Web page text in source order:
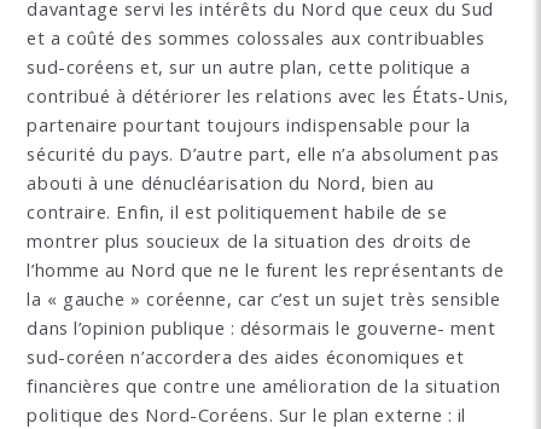
davantage servi les intérêts du Nord que ceux du Sud
et a coûté des sommes colossales aux contribuables
sud-coréens et, sur un autre plan, cette politique a
contribué à détériorer les relations avec les États-Unis,
partenaire pourtant toujours indispensable pour la
sécurité du pays. D’autre part, elle n’a absolument pas
abouti à une dénucléarisation du Nord, bien au
contraire. Enfin, il est politiquement habile de se
montrer plus soucieux de la situation des droits de
l’homme au Nord que ne le furent les représentants de
la « gauche » coréenne, car c’est un sujet très sensible
dans l’opinion publique : désormais le gouverne- ment
sud-coréen n’accordera des aides économiques et
financières que contre une amélioration de la situation
politique des Nord-Coréens. Sur le plan externe : il